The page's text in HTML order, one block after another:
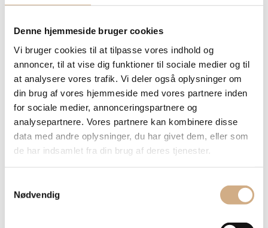
Denne hjemmeside bruger cookies
Vi bruger cookies til at tilpasse vores indhold og
annoncer, til at vise dig funktioner til sociale medier og til
at analysere vores trafik. Vi deler også oplysninger om
din brug af vores hjemmeside med vores partnere inden
for sociale medier, annonceringspartnere og
analysepartnere. Vores partnere kan kombinere disse
data med andre oplysninger, du har givet dem, eller som
de har indsamlet fra din brug af deres tjenester.
Nødvendig
Tilbud Outdoor
Tilbud – Hailo
Tilbud – Regas
Tilbud – OLDEMORS`S TRÆREDSKABER
Tilbud – Sandra Rich
Tilbud – Brickstorage
Tilbud – Steel Function
Tilbud – BMS
Tilbud – Joouly
Tilbud – Domo